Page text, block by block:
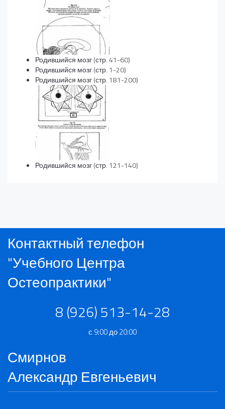
Родившийся мозг (стр. 41-60)
Родившийся мозг (стр. 1-20)
Родившийся мозг (стр. 181-200)
Родившийся мозг (стр. 121-140)
Контактный телефон
"Учебного Центра
Остеопрактики"
8 (926) 513-14-28
с 9:00 до 20:00
Смирнов
Александр Евгеньевич